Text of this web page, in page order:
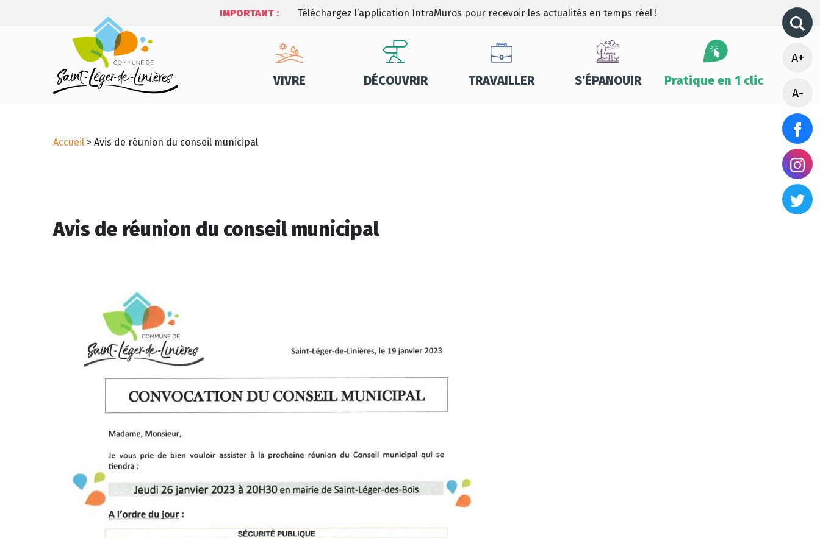
IMPORTANT : Téléchargez l’application IntraMuros pour recevoir les actualités en temps réel !
VIVRE DÉCOUVRIR TRAVAILLER S’ÉPANOUIR Pratique en 1 clic
A+
A-
Accueil > Avis de réunion du conseil municipal
Avis de réunion du conseil municipal